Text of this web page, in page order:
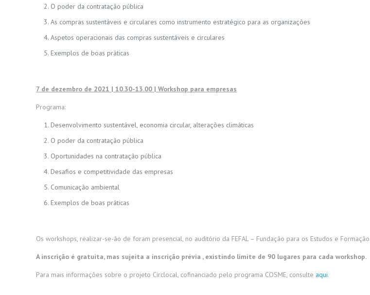
O poder da contratação pública
As compras sustentáveis e circulares como instrumento estratégico para as organizações
Aspetos operacionais das compras sustentáveis e circulares
Exemplos de boas práticas
7 de dezembro de 2021 | 10.30-13.00 | Workshop para empresas
Programa:
Desenvolvimento sustentável, economia circular, alterações climáticas
O poder da contratação pública
Oportunidades na contratação pública
Desafios e competitividade das empresas
Comunicação ambiental
Exemplos de boas práticas
Os workshops, realizar-se-ão de foram presencial, no auditório da FEFAL – Fundação para os Estudos e
A inscrição é gratuita, mas sujeita a inscrição prévia , existindo limite de 90 lugares para cada workshop.
Para mais informações sobre o projeto Circlocal, cofinanciado pelo programa COSME, consulte aqui.